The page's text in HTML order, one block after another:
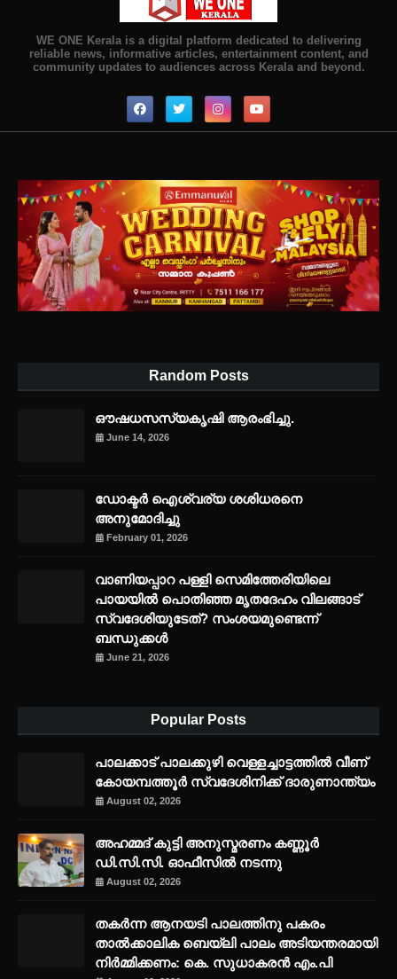
WE ONE Kerala is a digital platform dedicated to delivering
reliable news, informative articles, entertainment content, and
community updates to audiences across Kerala and beyond.
Random Posts
ഔഷധസസ്യകൃഷി ആരംഭിച്ചു.
June 14, 2026
ഡോക്ടർ ഐശ്വര്യ ശശിധരനെ
അനുമോദിച്ചു
February 01, 2026
വാണിയപ്പാറ പള്ളി സെമിത്തേരിയിലെ
പായയിൽ പൊതിഞ്ഞ മൃതദേഹം വിലങ്ങാട്
സ്വദേശിയുടേത്? സംശയമുണ്ടെന്ന്
ബന്ധുക്കൾ
June 21, 2026
Popular Posts
പാലക്കാട് പാലക്കുഴി വെള്ളച്ചാട്ടത്തില്‍ വീണ്
കോയമ്പത്തൂര്‍ സ്വദേശിനിക്ക് ദാരുണാന്ത്യം
August 02, 2026
അഹമ്മദ് കുട്ടി അനുസ്മരണം കണ്ണൂർ
ഡി.സി.സി. ഓഫീസിൽ നടന്നു
August 02, 2026
തകർന്ന ആനയടി പാലത്തിനു പകരം
താൽക്കാലിക ബെയ്‌ലി പാലം അടിയന്തരമായി
നിർമ്മിക്കണം: കെ. സുധാകരൻ എം.പി